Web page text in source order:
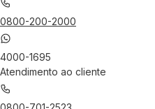
0800-200-2000
4000-1695
Atendimento ao cliente